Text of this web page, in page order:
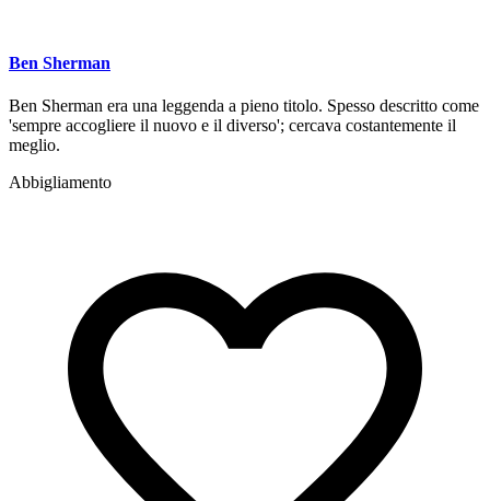
Ben Sherman
Ben Sherman era una leggenda a pieno titolo. Spesso descritto come
'sempre accogliere il nuovo e il diverso'; cercava costantemente il
meglio.
Abbigliamento